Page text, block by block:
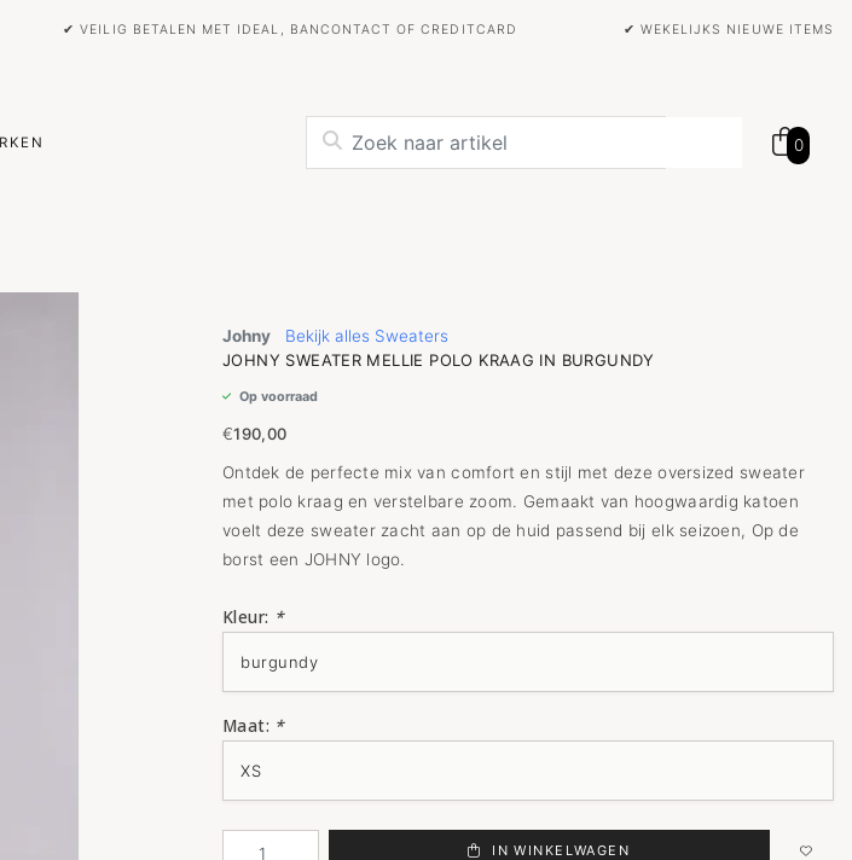
✔ VEILIG BETALEN MET IDEAL, BANCONTACT OF CREDITCARD ✔ WEKELIJKS NIEUWE ITEMS
0
Johny
Bekijk alles Sweaters
JOHNY SWEATER MELLIE POLO KRAAG IN BURGUNDY
Op voorraad
€190,00
Ontdek de perfecte mix van comfort en stijl met deze oversized sweater
met polo kraag en verstelbare zoom. Gemaakt van hoogwaardig katoen
voelt deze sweater zacht aan op de huid passend bij elk seizoen, Op de
borst een JOHNY logo.
Kleur: *
Maat: *
IN WINKELWAGEN